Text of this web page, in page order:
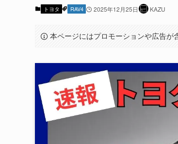
トヨタ RAV4 2025年12月25日 KAZU
本ページにはプロモーションや広告が